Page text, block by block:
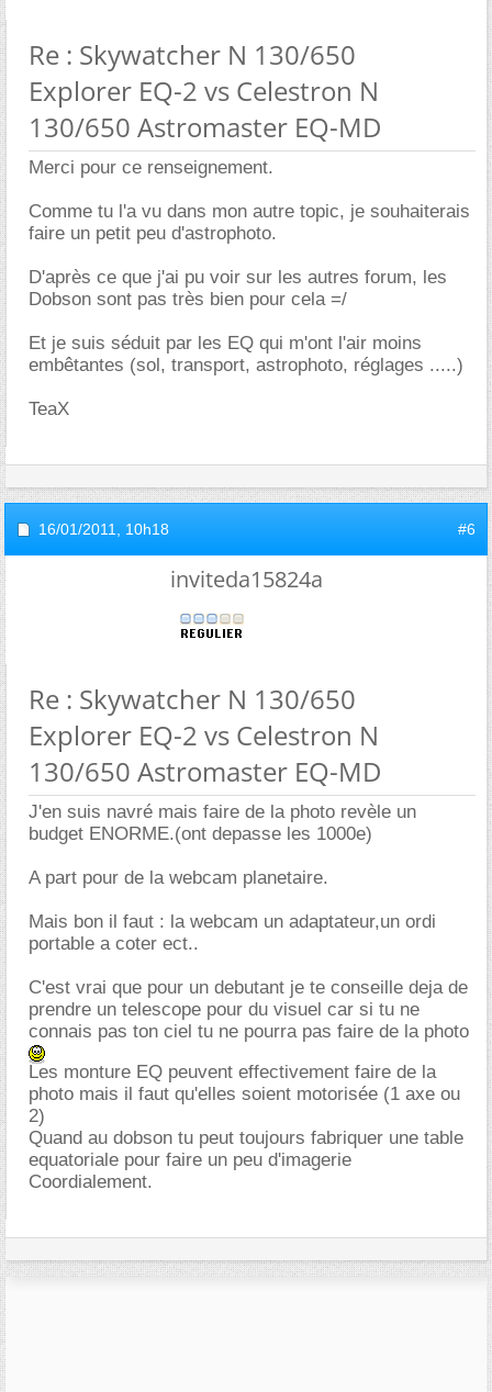
Re : Skywatcher N 130/650
Explorer EQ-2 vs Celestron N
130/650 Astromaster EQ-MD
Merci pour ce renseignement.
Comme tu l'a vu dans mon autre topic, je souhaiterais
faire un petit peu d'astrophoto.
D'après ce que j'ai pu voir sur les autres forum, les
Dobson sont pas très bien pour cela =/
Et je suis séduit par les EQ qui m'ont l'air moins
embêtantes (sol, transport, astrophoto, réglages .....)
TeaX
16/01/2011, 10h18 #6
inviteda15824a
Re : Skywatcher N 130/650
Explorer EQ-2 vs Celestron N
130/650 Astromaster EQ-MD
J'en suis navré mais faire de la photo revèle un
budget ENORME.(ont depasse les 1000e)
A part pour de la webcam planetaire.
Mais bon il faut : la webcam un adaptateur,un ordi
portable a coter ect..
C'est vrai que pour un debutant je te conseille deja de
prendre un telescope pour du visuel car si tu ne
connais pas ton ciel tu ne pourra pas faire de la photo
Les monture EQ peuvent effectivement faire de la
photo mais il faut qu'elles soient motorisée (1 axe ou
2)
Quand au dobson tu peut toujours fabriquer une table
equatoriale pour faire un peu d'imagerie
Coordialement.